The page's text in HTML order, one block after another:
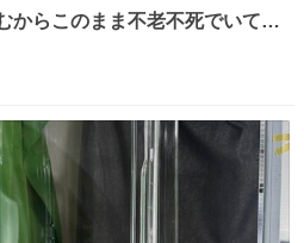
からこのまま不老不死でいてく
の家族が死に絶えて猫だけこ
どいことはできない…と思って
ろうなと思ったのでやっぱり猫